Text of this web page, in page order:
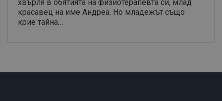
хвърля в обятията на физиотерапевта си, млад
красавец на име Андреа. Но младежът също
крие тайна…